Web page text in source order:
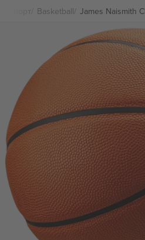
Basketball James Naismith